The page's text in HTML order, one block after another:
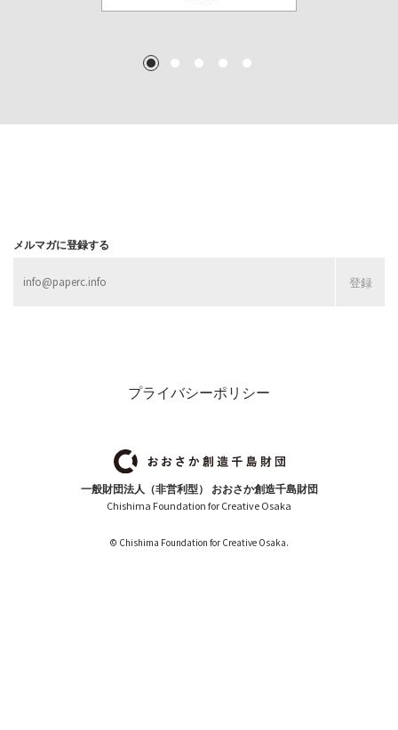
MORE
MORE
1 2 3 4 5
メルマガに登録する
プライバシーポリシー
一般財団法人（非営利型） おおさか創造千島財団
Chishima Foundation for Creative Osaka
© Chishima Foundation for Creative Osaka.